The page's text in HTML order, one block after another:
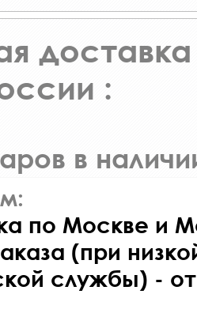
доставка
:
в
по Москве и
(при
службы) -